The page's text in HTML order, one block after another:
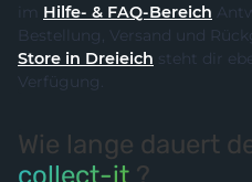
im Hilfe- & FAQ-Bereich
Bestellung, Versand und
Store in Dreieich steht dir
Verfügung.
Wie lange dauert
collect-it ?